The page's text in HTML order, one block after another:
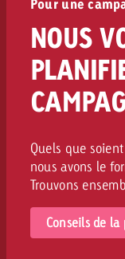
Pour une
NOUS
Quels que
nous avons le
Trouvons
Conseils de la